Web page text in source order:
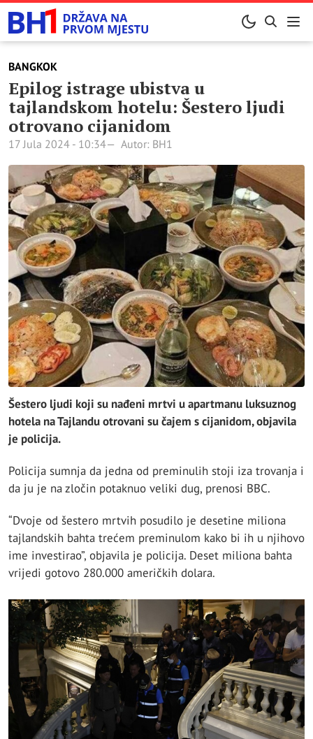
BANGKOK
Epilog istrage ubistva u
tajlandskom hotelu: Šestero ljudi
otrovano cijanidom
17 Jula 2024 - 10:34 Autor: BH1
Šestero ljudi koji su nađeni mrtvi u apartmanu luksuznog
hotela na Tajlandu otrovani su čajem s cijanidom, objavila
je policija.
Policija sumnja da jedna od preminulih stoji iza trovanja i
da ju je na zločin potaknuo veliki dug, prenosi BBC.
“Dvoje od šestero mrtvih posudilo je desetine miliona
tajlandskih bahta trećem preminulom kako bi ih u njihovo
ime investirao”, objavila je policija. Deset miliona bahta
vrijedi gotovo 280.000 američkih dolara.